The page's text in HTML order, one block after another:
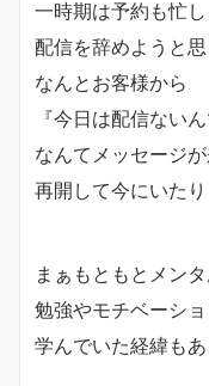
一時期は予約も忙し
配信を辞めようと
なんとお客様から
『今日は配信ないん
なんてメッセージ
再開して今にいた
まぁもともとメン
勉強やモチベーシ
学んでいた経緯も